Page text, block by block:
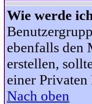
Wie werde
ebenfalls den
erstellen,
einer
Nach oben